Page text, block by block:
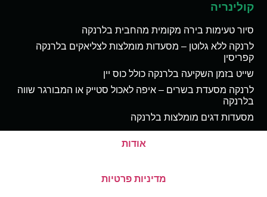
קולינריה
סיור טעימות בירה מקומית מהחבית בלרנקה
לרנקה ללא גלוטן – מסעדות מומלצות לצליאקים בלרנקה
קפריסין
שייט בזמן השקיעה בלרנקה כולל כוס יין
לרנקה מסעדת בשרים – איפה לאכול סטייק או המבורגר שווה
בלרנקה
מסעדות דגים מומלצות בלרנקה
אודות
מדיניות פרטיות